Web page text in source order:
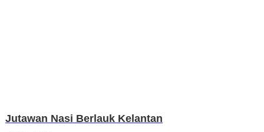
Jutawan Nasi Berlauk Kelantan